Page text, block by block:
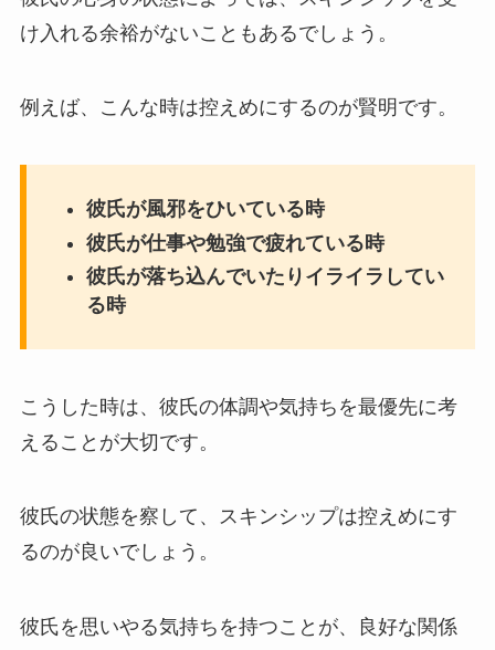
け入れる余裕がないこともあるでしょう。
例えば、こんな時は控えめにするのが賢明です。
彼氏が風邪をひいている時
彼氏が仕事や勉強で疲れている時
彼氏が落ち込んでいたりイライラしてい
る時
こうした時は、彼氏の体調や気持ちを最優先に考
えることが大切です。
彼氏の状態を察して、スキンシップは控えめにす
るのが良いでしょう。
彼氏を思いやる気持ちを持つことが、良好な関係